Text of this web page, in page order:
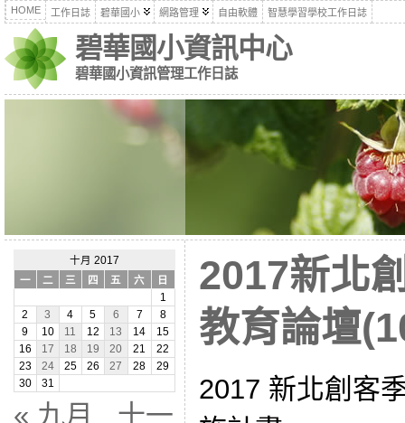
HOME 工作日誌 碧華國小 網路管理 自由軟體 智慧學習學校工作日誌
碧華國小資訊中心
碧華國小資訊管理工作日誌
十月 2017
一
二 三 四 五 六
日
1
2
3 4 5 6 7
8
9
10 11 12 13 14
15
16
17 18 19 20 21
22
23
24 25 26 27 28
29
30
31
« 九月
十一
2017新北
教育論壇
2017 新北創客